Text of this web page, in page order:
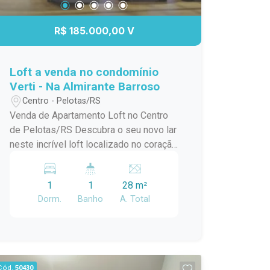
R$ 185.000,00 V
Loft a venda no condomínio
Verti - Na Almirante Barroso
Centro - Pelotas/RS
Venda de Apartamento Loft no Centro
de Pelotas/RS Descubra o seu novo lar
neste incrível loft localizado no coração
em um condomínio em construção,
oferece o melhor da modernidade e
conforto, ideal para quem busca
passos de tudo que precisa:
1
Dorm.
1
Banho
28 m²
A. Total
50430